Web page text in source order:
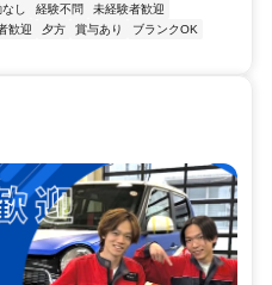
し 経験不問
未経験者歓迎
歓迎 夕方 賞与あり
ブランクOK